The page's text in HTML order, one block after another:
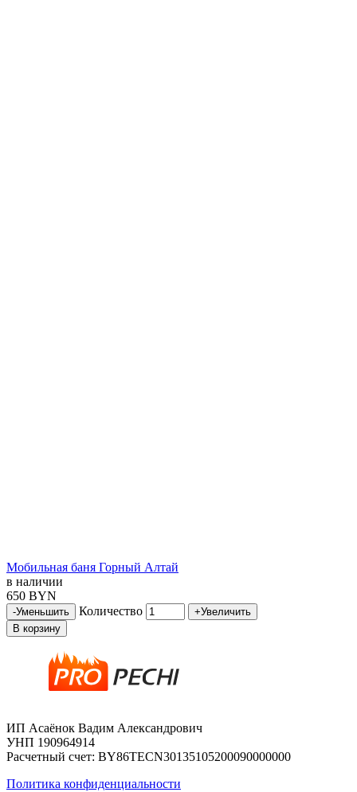
Мобильная баня Горный Алтай
в наличии
650 BYN
-Уменьшить Количество +Увеличить
В корзину
ИП Асаёнок Вадим Александрович
УНП 190964914
Расчетный счет: BY86TECN30135105200090000000
Политика конфиденциальности